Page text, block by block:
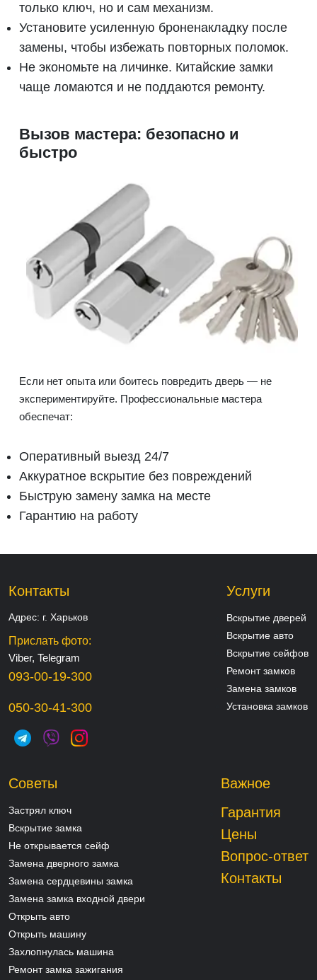
только ключ, но и сам механизм.
Установите усиленную броненакладку после
замены, чтобы избежать повторных поломок.
Не экономьте на личинке. Китайские замки
чаще ломаются и не поддаются ремонту.
Вызов мастера: безопасно и
быстро
Если нет опыта или боитесь повредить дверь — не
экспериментируйте. Профессиональные мастера
обеспечат:
Оперативный выезд 24/7
Аккуратное вскрытие без повреждений
Быструю замену замка на месте
Гарантию на работу
Контакты
Адрес: г. Харьков
Прислать фото:
Viber, Telegram
093-00-19-300
050-30-41-300
Услуги
Вскрытие дверей
Вскрытие авто
Вскрытие сейфов
Ремонт замков
Замена замков
Установка замков
Советы
Застрял ключ
Вскрытие замка
Не открывается сейф
Замена дверного замка
Замена сердцевины замка
Замена замка входной двери
Открыть авто
Открыть машину
Захлопнулась машина
Ремонт замка зажигания
Важное
Гарантия
Цены
Вопрос-ответ
Контакты